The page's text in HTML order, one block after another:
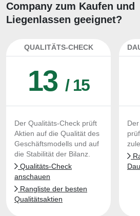
Company zum Kaufen und
Liegenlassen geeignet?
QUALITÄTS-CHECK
13 / 15
Der Qualitäts-Check prüft
Aktien auf die Qualität des
Geschäftsmodells und auf
die Stabilität der Bilanz.
Qualitäts-Check
anschauen
Rangliste der besten
Qualitätsaktien